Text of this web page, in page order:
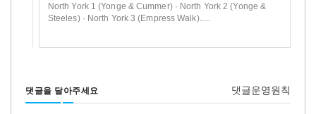
North York 1 (Yonge & Cummer) · North York 2 (Yonge &
Steeles) · North York 3 (Empress Walk).....
댓글을 달아주세요 댓글운영원칙